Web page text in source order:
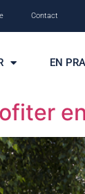
Contact
EN